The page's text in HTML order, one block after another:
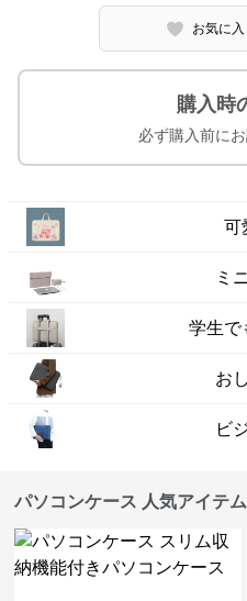
お気に
購入時
必ず購入前に
可
ミ
学生で
お
ビ
パソコンケース 人気アイテム